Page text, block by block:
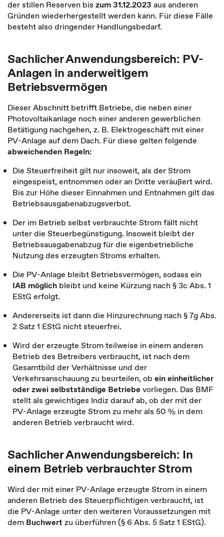
der stillen Reserven bis zum 31.12.2023 aus anderen
Gründen wiederhergestellt werden kann. Für diese Fälle
besteht also dringender Handlungsbedarf.
Sachlicher Anwendungsbereich: PV-
Anlagen in anderweitigem
Betriebsvermögen
Dieser Abschnitt betrifft Betriebe, die neben einer
Photovoltaikanlage noch einer anderen gewerblichen
Betätigung nachgehen, z. B. Elektrogeschäft mit einer
PV-Anlage auf dem Dach. Für diese gelten folgende
abweichenden Regeln:
Die Steuerfreiheit gilt nur insoweit, als der Strom
eingespeist, entnommen oder an Dritte veräußert wird.
Bis zur Höhe dieser Einnahmen und Entnahmen gilt das
Betriebsausgabenabzugsverbot.
Der im Betrieb selbst verbrauchte Strom fällt nicht
unter die Steuerbegünstigung. Insoweit bleibt der
Betriebsausgabenabzug für die eigenbetriebliche
Nutzung des erzeugten Stroms erhalten.
Die PV-Anlage bleibt Betriebsvermögen, sodass ein
IAB möglich bleibt und keine Kürzung nach § 3c Abs. 1
EStG erfolgt.
Andererseits ist dann die Hinzurechnung nach § 7g Abs.
2 Satz 1 EStG nicht steuerfrei.
Wird der erzeugte Strom teilweise in einem anderen
Betrieb des Betreibers verbraucht, ist nach dem
Gesamtbild der Verhältnisse und der
Verkehrsanschauung zu beurteilen, ob ein einheitlicher
oder zwei selbstständige Betriebe vorliegen. Das BMF
stellt als gewichtiges Indiz darauf ab, ob der mit der
PV-Anlage erzeugte Strom zu mehr als 50 % in dem
anderen Betrieb verbraucht wird.
Sachlicher Anwendungsbereich: In
einem Betrieb verbrauchter Strom
Wird der mit einer PV-Anlage erzeugte Strom in einem
anderen Betrieb des Steuerpflichtigen verbraucht, ist
die PV-Anlage unter den weiteren Voraussetzungen mit
dem Buchwert zu überführen (§ 6 Abs. 5 Satz 1 EStG).